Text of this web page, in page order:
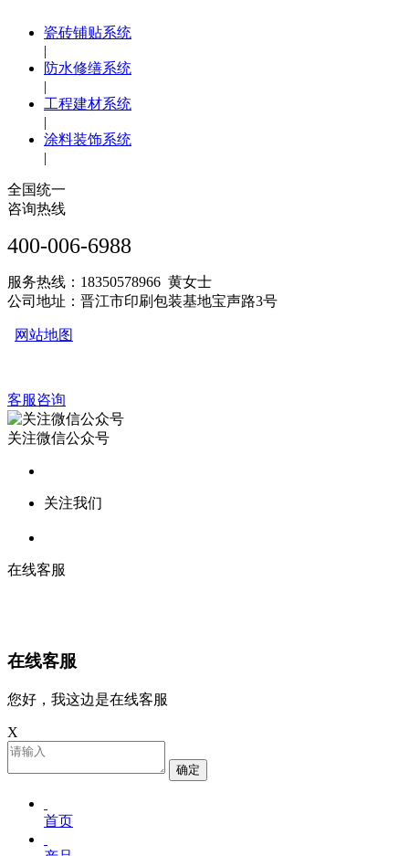
瓷砖铺贴系统
|
防水修缮系统
|
工程建材系统
|
涂料装饰系统
|
全国统一
咨询热线
400-006-6988
服务热线：18350578966 黄女士
公司地址：晋江市印刷包装基地宝声路3号
网站地图
客服咨询
关注微信公众号
关注我们
在线客服
在线客服
您好，我这边是在线客服
X
确定
首页